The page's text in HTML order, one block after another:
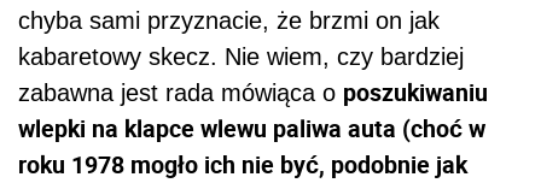
chyba sami przyznacie, że brzmi on jak
kabaretowy skecz. Nie wiem, czy bardziej
zabawna jest rada mówiąca o poszukiwaniu
wlepki na klapce wlewu paliwa auta (choć w
roku 1978 mogło ich nie być, podobnie jak